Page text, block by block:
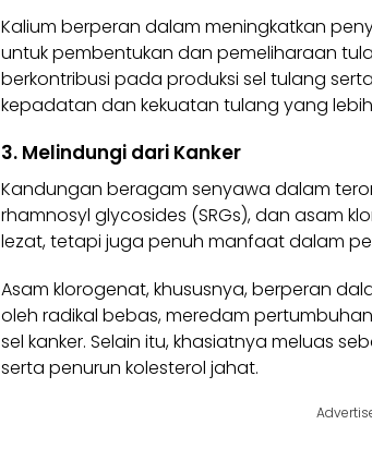
Kalium berperan dalam meningkatkan
untuk pembentukan dan pemeliharaan
berkontribusi pada produksi sel tulang
kepadatan dan kekuatan tulang yang
3. Melindungi dari Kanker
Kandungan beragam senyawa dalam
rhamnosyl glycosides (SRGs), dan asam
lezat, tetapi juga penuh manfaat dalam
Asam klorogenat, khususnya, berperan
oleh radikal bebas, meredam
sel kanker. Selain itu, khasiatnya meluas
serta penurun kolesterol jahat.